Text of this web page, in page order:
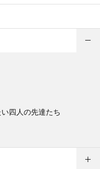
い四人の先達たち